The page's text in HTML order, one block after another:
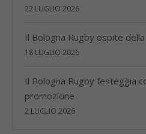
22 LUGLIO 2026
Il Bologna Rugby ospite
18 LUGLIO 2026
Il Bologna Rugby festeggia
promozione
2 LUGLIO 2026